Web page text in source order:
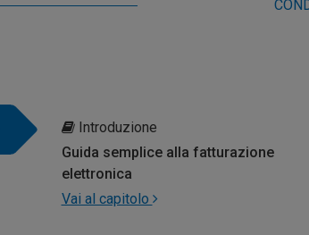
Introduzione
Guida semplice alla fatturazione
elettronica
Vai al capitolo